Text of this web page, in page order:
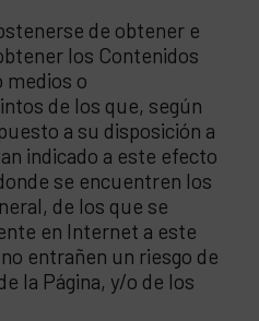
de obtener e
los Contenidos
medios o
de los que, según
a su disposición a
indicado a este efecto
se encuentren los
de los que se
en Internet a este
entrañen un riesgo de
la Página, y/o de los